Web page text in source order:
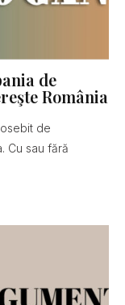
de
România
de
Cu sau fără